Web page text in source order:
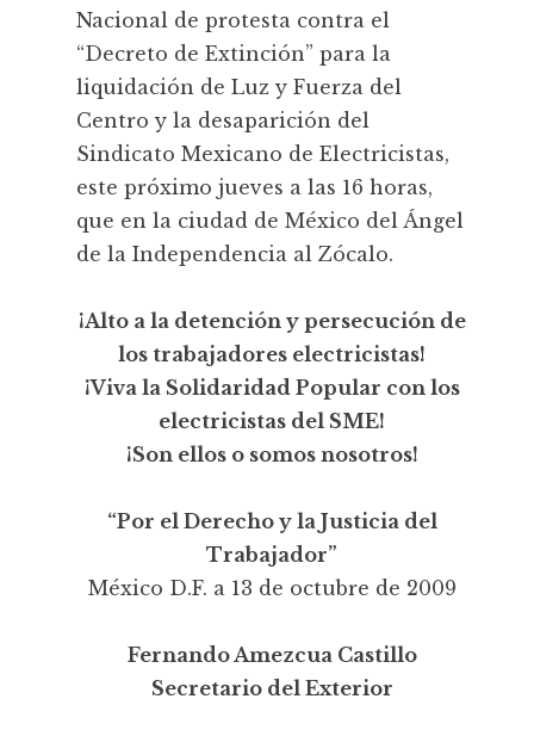
Nacional de protesta contra el
“Decreto de Extinción” para la
liquidación de Luz y Fuerza del
Centro y la desaparición del
Sindicato Mexicano de Electricistas,
este próximo jueves a las 16 horas,
que en la ciudad de México del Ángel
de la Independencia al Zócalo.
¡Alto a la detención y persecución de
los trabajadores electricistas!
¡Viva la Solidaridad Popular con los
electricistas del SME!
¡Son ellos o somos nosotros!
“Por el Derecho y la Justicia del
Trabajador”
México D.F. a 13 de octubre de 2009
Fernando Amezcua Castillo
Secretario del Exterior